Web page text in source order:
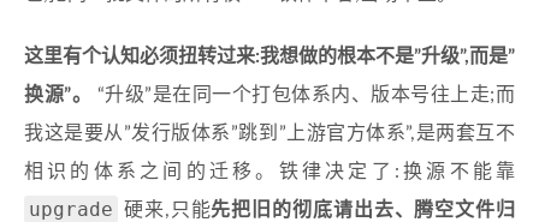
这里有个认知必须扭转过来:我想做的根本不是”升级”,而是”
换源”。
“升级”是在同一个打包体系内、版本号往上走;而
我这是要从”发行版体系”跳到”上游官方体系”,是两套互不
相识的体系之间的迁移。铁律决定了:换源不能靠
upgrade 硬来,只能先把旧的彻底请出去、腾空文件归